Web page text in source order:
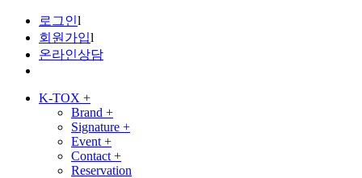
로그인l
회원가입l
온라인상담
K-TOX +
Brand +
Signature +
Event +
Contact +
Reservation